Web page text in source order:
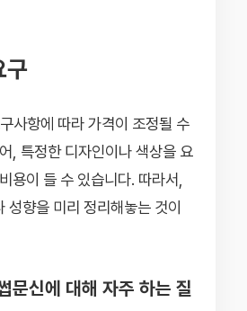
구
사항에 따라 가격이 조정될 수
, 특정한 디자인이나 색상을 요
용이 들 수 있습니다. 따라서,
성향을 미리 정리해놓는 것이
문신에 대해 자주 하는 질